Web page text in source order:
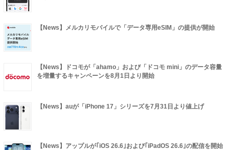
【News】メルカリモバイルで「データ専用eSIM」の提供が開始
【News】ドコモが「ahamo」および「ドコモ mini」のデータ容量
を増量するキャンペーンを8月1日より開始
【News】auが「iPhone 17」シリーズを7月31日より値上げ
【News】アップルが｢iOS 26.6｣および｢iPadOS 26.6｣の配信を開始